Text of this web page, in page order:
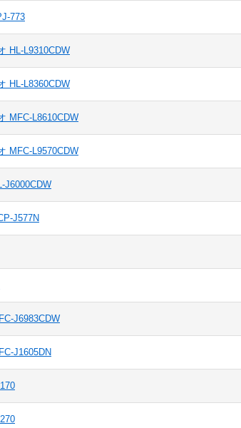
773
HL-L9310CDW
HL-L8360CDW
MFC-L8610CDW
MFC-L9570CDW
J6000CDW
J577N
J6983CDW
J1605DN